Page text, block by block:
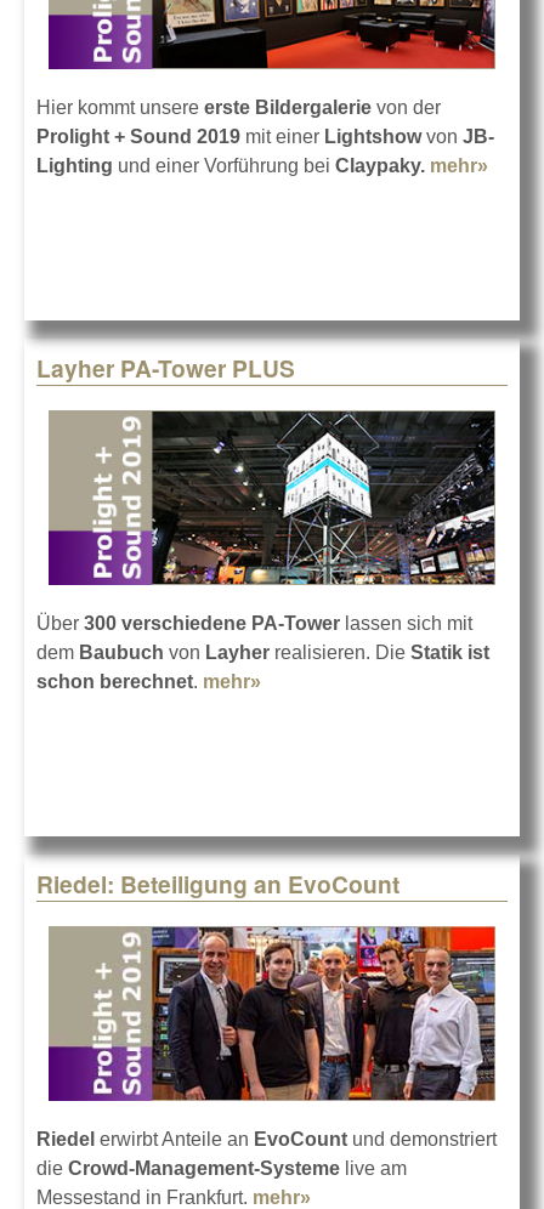
Hier kommt unsere erste Bildergalerie von der
Prolight + Sound 2019 mit einer Lightshowvon JB-
Lighting und einer Vorführung bei Claypaky. mehr»
Layher PA-Tower PLUS
Über 300 verschiedene PA-Tower lassen sich mit
dem Baubuch von Layher realisieren. Die Statik ist
schon berechnet. mehr»
Riedel: Beteiligung an EvoCount
Riedel erwirbt Anteile an EvoCount und demonstriert
die Crowd-Management-Systeme live am
Messestand in Frankfurt. mehr»